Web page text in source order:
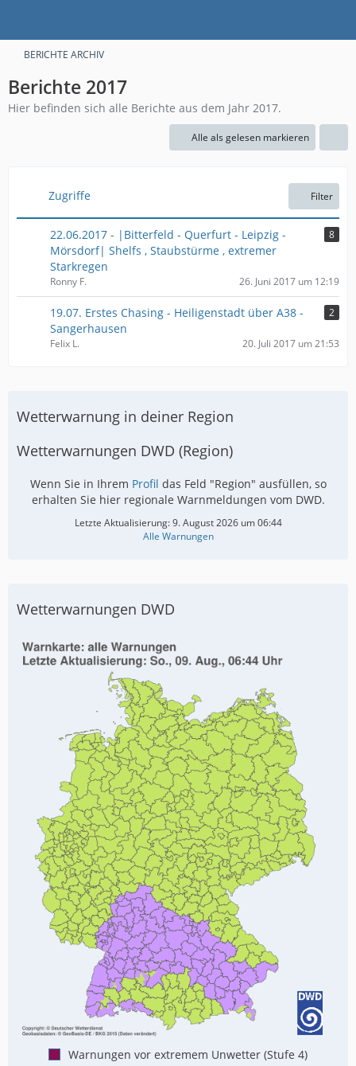
BERICHTE ARCHIV
Berichte 2017
Hier befinden sich alle Berichte aus dem Jahr 2017.
Alle als gelesen markieren
Zugriffe Filter
22.06.2017 - |Bitterfeld - Querfurt - Leipzig -
Mörsdorf| Shelfs , Staubstürme , extremer
Starkregen
8
Ronny F. 26. Juni 2017 um 12:19
19.07. Erstes Chasing - Heiligenstadt über A38 -
Sangerhausen
2
Felix L. 20. Juli 2017 um 21:53
Wetterwarnung in deiner Region
Wetterwarnungen DWD (Region)
Wenn Sie in Ihrem Profil das Feld "Region" ausfüllen, so
erhalten Sie hier regionale Warnmeldungen vom DWD.
Letzte Aktualisierung:9. August 2026 um 06:44
Alle Warnungen
Wetterwarnungen DWD
Warnungen vor extremem Unwetter (Stufe 4)